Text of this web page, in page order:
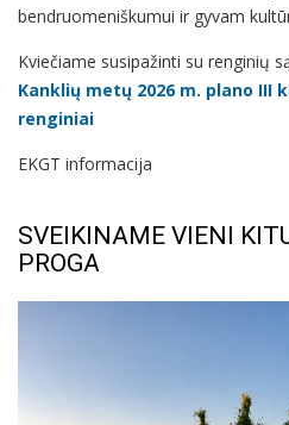
bendruomeniškumui ir gyvam
Kviečiame susipažinti su renginių
Kanklių metų 2026 m. plano III
renginiai
EKGT informacija
SVEIKINAME VIENI
PROGA